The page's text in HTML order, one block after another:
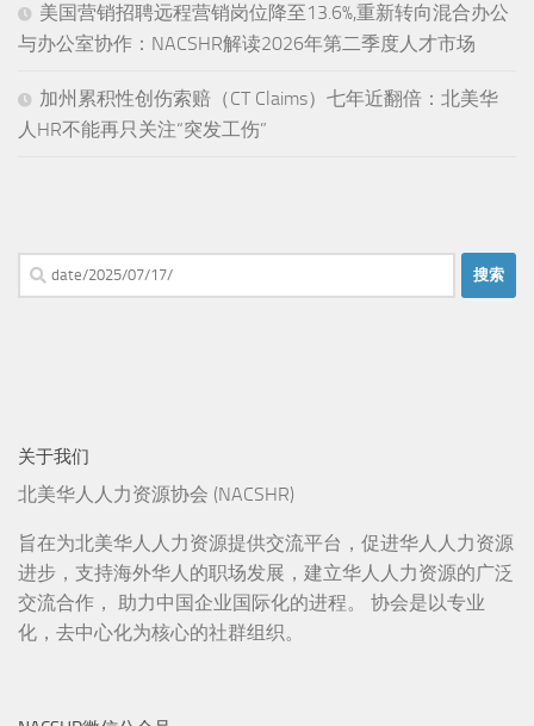
美国营销招聘远程营销岗位降至13.6%,重新转向混合办公
与办公室协作：NACSHR解读2026年第二季度人才市场
加州累积性创伤索赔（CT Claims）七年近翻倍：北美华
人HR不能再只关注“突发工伤”
搜
索：
关于我们
北美华人人力资源协会 (NACSHR)
旨在为北美华人人力资源提供交流平台，促进华人人力资源
进步，支持海外华人的职场发展，建立华人人力资源的广泛
交流合作， 助力中国企业国际化的进程。 协会是以专业
化，去中心化为核心的社群组织。